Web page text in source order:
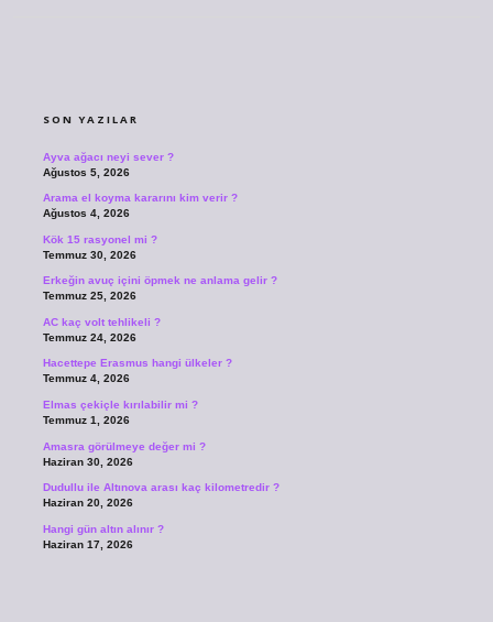
SON YAZILAR
Ayva ağacı neyi sever ?
Ağustos 5, 2026
Arama el koyma kararını kim verir ?
Ağustos 4, 2026
Kök 15 rasyonel mi ?
Temmuz 30, 2026
Erkeğin avuç içini öpmek ne anlama gelir ?
Temmuz 25, 2026
AC kaç volt tehlikeli ?
Temmuz 24, 2026
Hacettepe Erasmus hangi ülkeler ?
Temmuz 4, 2026
Elmas çekiçle kırılabilir mi ?
Temmuz 1, 2026
Amasra görülmeye değer mi ?
Haziran 30, 2026
Dudullu ile Altınova arası kaç kilometredir ?
Haziran 20, 2026
Hangi gün altın alınır ?
Haziran 17, 2026